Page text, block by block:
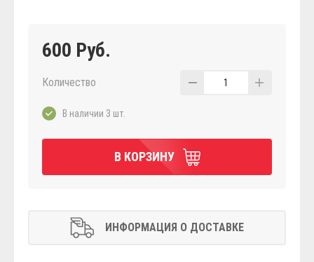
600 Руб.
Количество 1
В наличии 3 шт.
В КОРЗИНУ
ИНФОРМАЦИЯ О ДОСТАВКЕ